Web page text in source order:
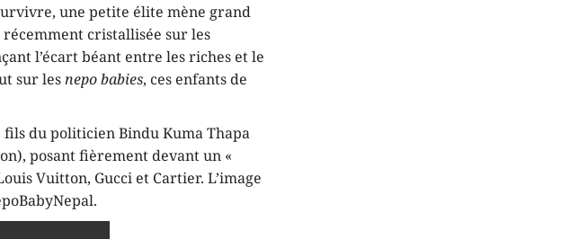
une petite élite mène grand
récemment cristallisée sur les
l’écart béant entre les riches et le
sur lesnepo babies, ces enfants de
fils du politicien Bindu Kuma Thapa
posant fièrement devant un «
Vuitton, Gucci et Cartier. L’image